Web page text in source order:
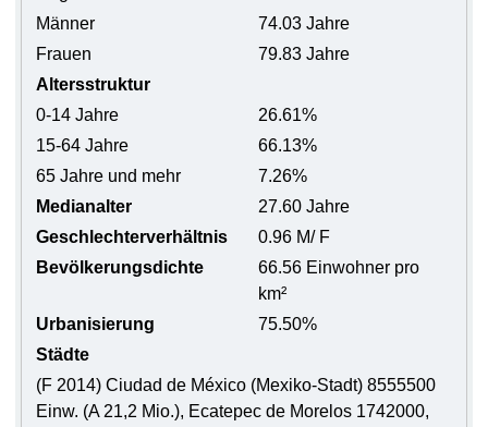
Männer
74.03 Jahre
Frauen
79.83 Jahre
Altersstruktur
0-14 Jahre
26.61%
15-64 Jahre
66.13%
65 Jahre und mehr
7.26%
Medianalter
27.60 Jahre
Geschlechterverhältnis
0.96 M/ F
Bevölkerungsdichte
66.56 Einwohner pro
km²
Urbanisierung
75.50%
Städte
(F 2014) Ciudad de México (Mexiko-Stadt) 8555500
Einw. (A 21,2 Mio.), Ecatepec de Morelos 1742000,